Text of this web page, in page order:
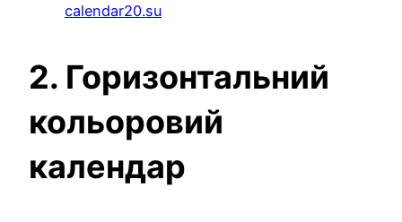
calendar20.su
2. Горизонтальний
кольоровий
календар